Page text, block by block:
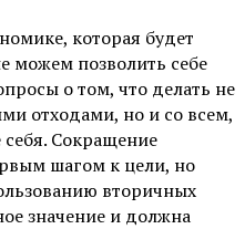
которая будет
можем позволить себе
о том, что делать не
отходами, но и со всем,
себя. Сокращение
шагом к цели, но
вторичных
значение и должна